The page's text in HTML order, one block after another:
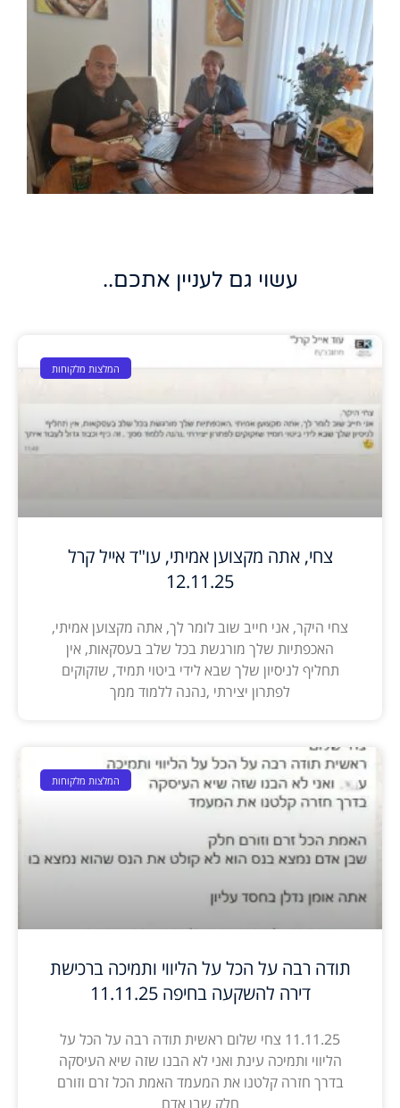
עשוי גם לעניין אתכם..
המלצות מלקוחות
צחי, אתה מקצוען אמיתי, עו"ד אייל קרל
12.11.25
צחי היקר, אני חייב שוב לומר לך, אתה מקצוען אמיתי,
האכפתיות שלך מורגשת בכל שלב בעסקאות, אין
תחליף לניסיון שלך שבא לידי ביטוי תמיד, שזקוקים
לפתרון יצירתי ,נהנה ללמוד ממך
המלצות מלקוחות
תודה רבה על הכל על הליווי ותמיכה ברכישת
דירה להשקעה בחיפה 11.11.25
11.11.25 צחי שלום ראשית תודה רבה על הכל על
הליווי ותמיכה עינת ואני לא הבנו שזה שיא העיסקה
בדרך חזרה קלטנו את המעמד האמת הכל זרם וזורם
חלק שבן אדם